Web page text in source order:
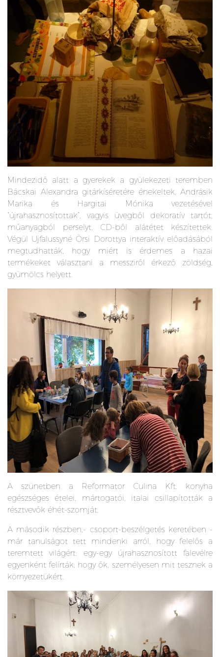
Mindezidő alatt a gyerekek a gyülekezeti teremben
Bácskai Alexandra gitárkíséretére énekeltek, Andrásik
Marika és Hargitai Mónika vezetésével
“újrahasznosítottak”, vagyis üvegből dekoratív tartót,
műanyagból perselyt, CD-ből alátétet készítettek.
Végül Ujfalussyné Örsi Dorottya interaktív előadásából
megtudhatták, hogy miért is érdemes a hazai
termékeket választani a messziről érkező zöldség,
gyümölcs helyett.
A szünetben a Reformator Culina Kft. konyha
egészséges ételei, mártogatói, italai csillapították a
résztvevők éhét-szomját.
A második részben,- csoport-beszélgetés keretében -
már tanulságot tett mindenki arról, hogy felelős a
teremtett világért: egy-egy újrahasznosított falevélre
egyenként felírták, hogy ők, személyesen mit tesznek a
környezetükért.